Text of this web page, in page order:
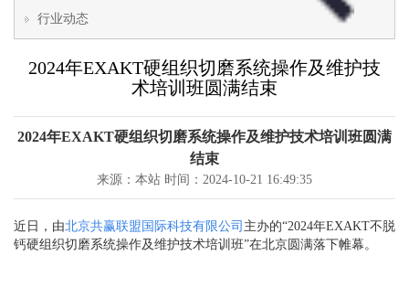
行业动态
2024年EXAKT硬组织切磨系统操作及维护技
术培训班圆满结束
2024年EXAKT硬组织切磨系统操作及维护技术培训班圆满
结束
来源：本站 时间：2024-10-21 16:49:35
近日，由北京共赢联盟国际科技有限公司 主办的“2024年EXAKT不脱
钙硬组织切磨系统操作及维护技术培训班”在北京圆满落下帷幕。